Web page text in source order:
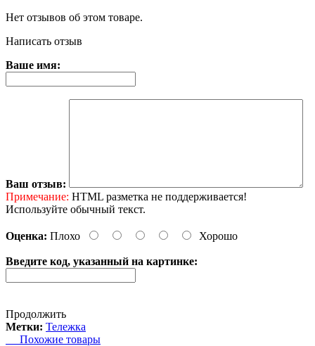
Нет отзывов об этом товаре.
Написать отзыв
Ваше имя:
Ваш отзыв:
Примечание: HTML разметка не поддерживается!
Используйте обычный текст.
Оценка: Плохо Хорошо
Введите код, указанный на картинке:
Продолжить
Метки: Тележка
Похожие товары